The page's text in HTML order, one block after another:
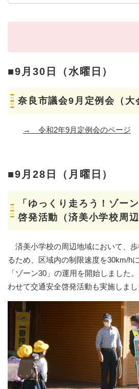
■9月30日（水曜日）
奈良市議会9月定例会（大
→ 令和2年9月定例会のページ
■9月28日（月曜日）
「ゆっくり走ろう！ゾー
啓発活動（済美小学校周辺
済美小学校の周辺地域において、
るため、区域内の制限速度を30km/h
「ゾーン30」の運用を開始しました
わせて交通安全啓発活動も実施しまし